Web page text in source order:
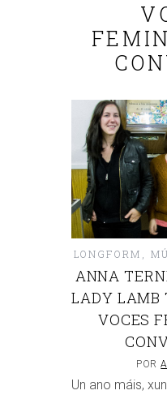
LONGFORM
ANNA
LADY LAMB
VOCES
POR
Un ano máis,